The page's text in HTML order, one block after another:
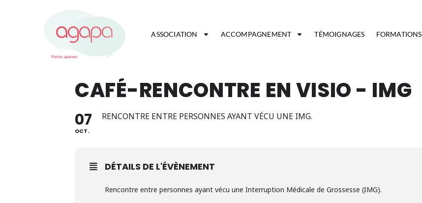
ASSOCIATION ACCOMPAGNEMENT TÉMOIGNAGES FORMATIONS
CAFÉ-RENCONTRE EN VISIO - IMG
07
OCT.
RENCONTRE ENTRE PERSONNES AYANT VÉCU UNE IMG.
DÉTAILS DE L'ÉVÈNEMENT
Rencontre entre personnes ayant vécu une Interruption Médicale de Grossesse (IMG).